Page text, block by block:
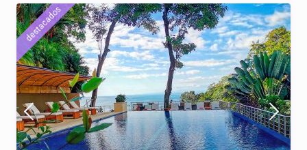
destacados